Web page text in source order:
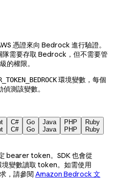
憑證來向 Bedrock 進行驗證。
需要存取 Bedrock，但不需要管
的權限。
環境變數，每個
測該變數。
C#
C#
Go
Go
Java
Java
PHP
PHP
Ruby
Ruby
bearer token。SDK 也會從
變數讀取 token。如需使用
，請參閱Amazon Bedrock 文